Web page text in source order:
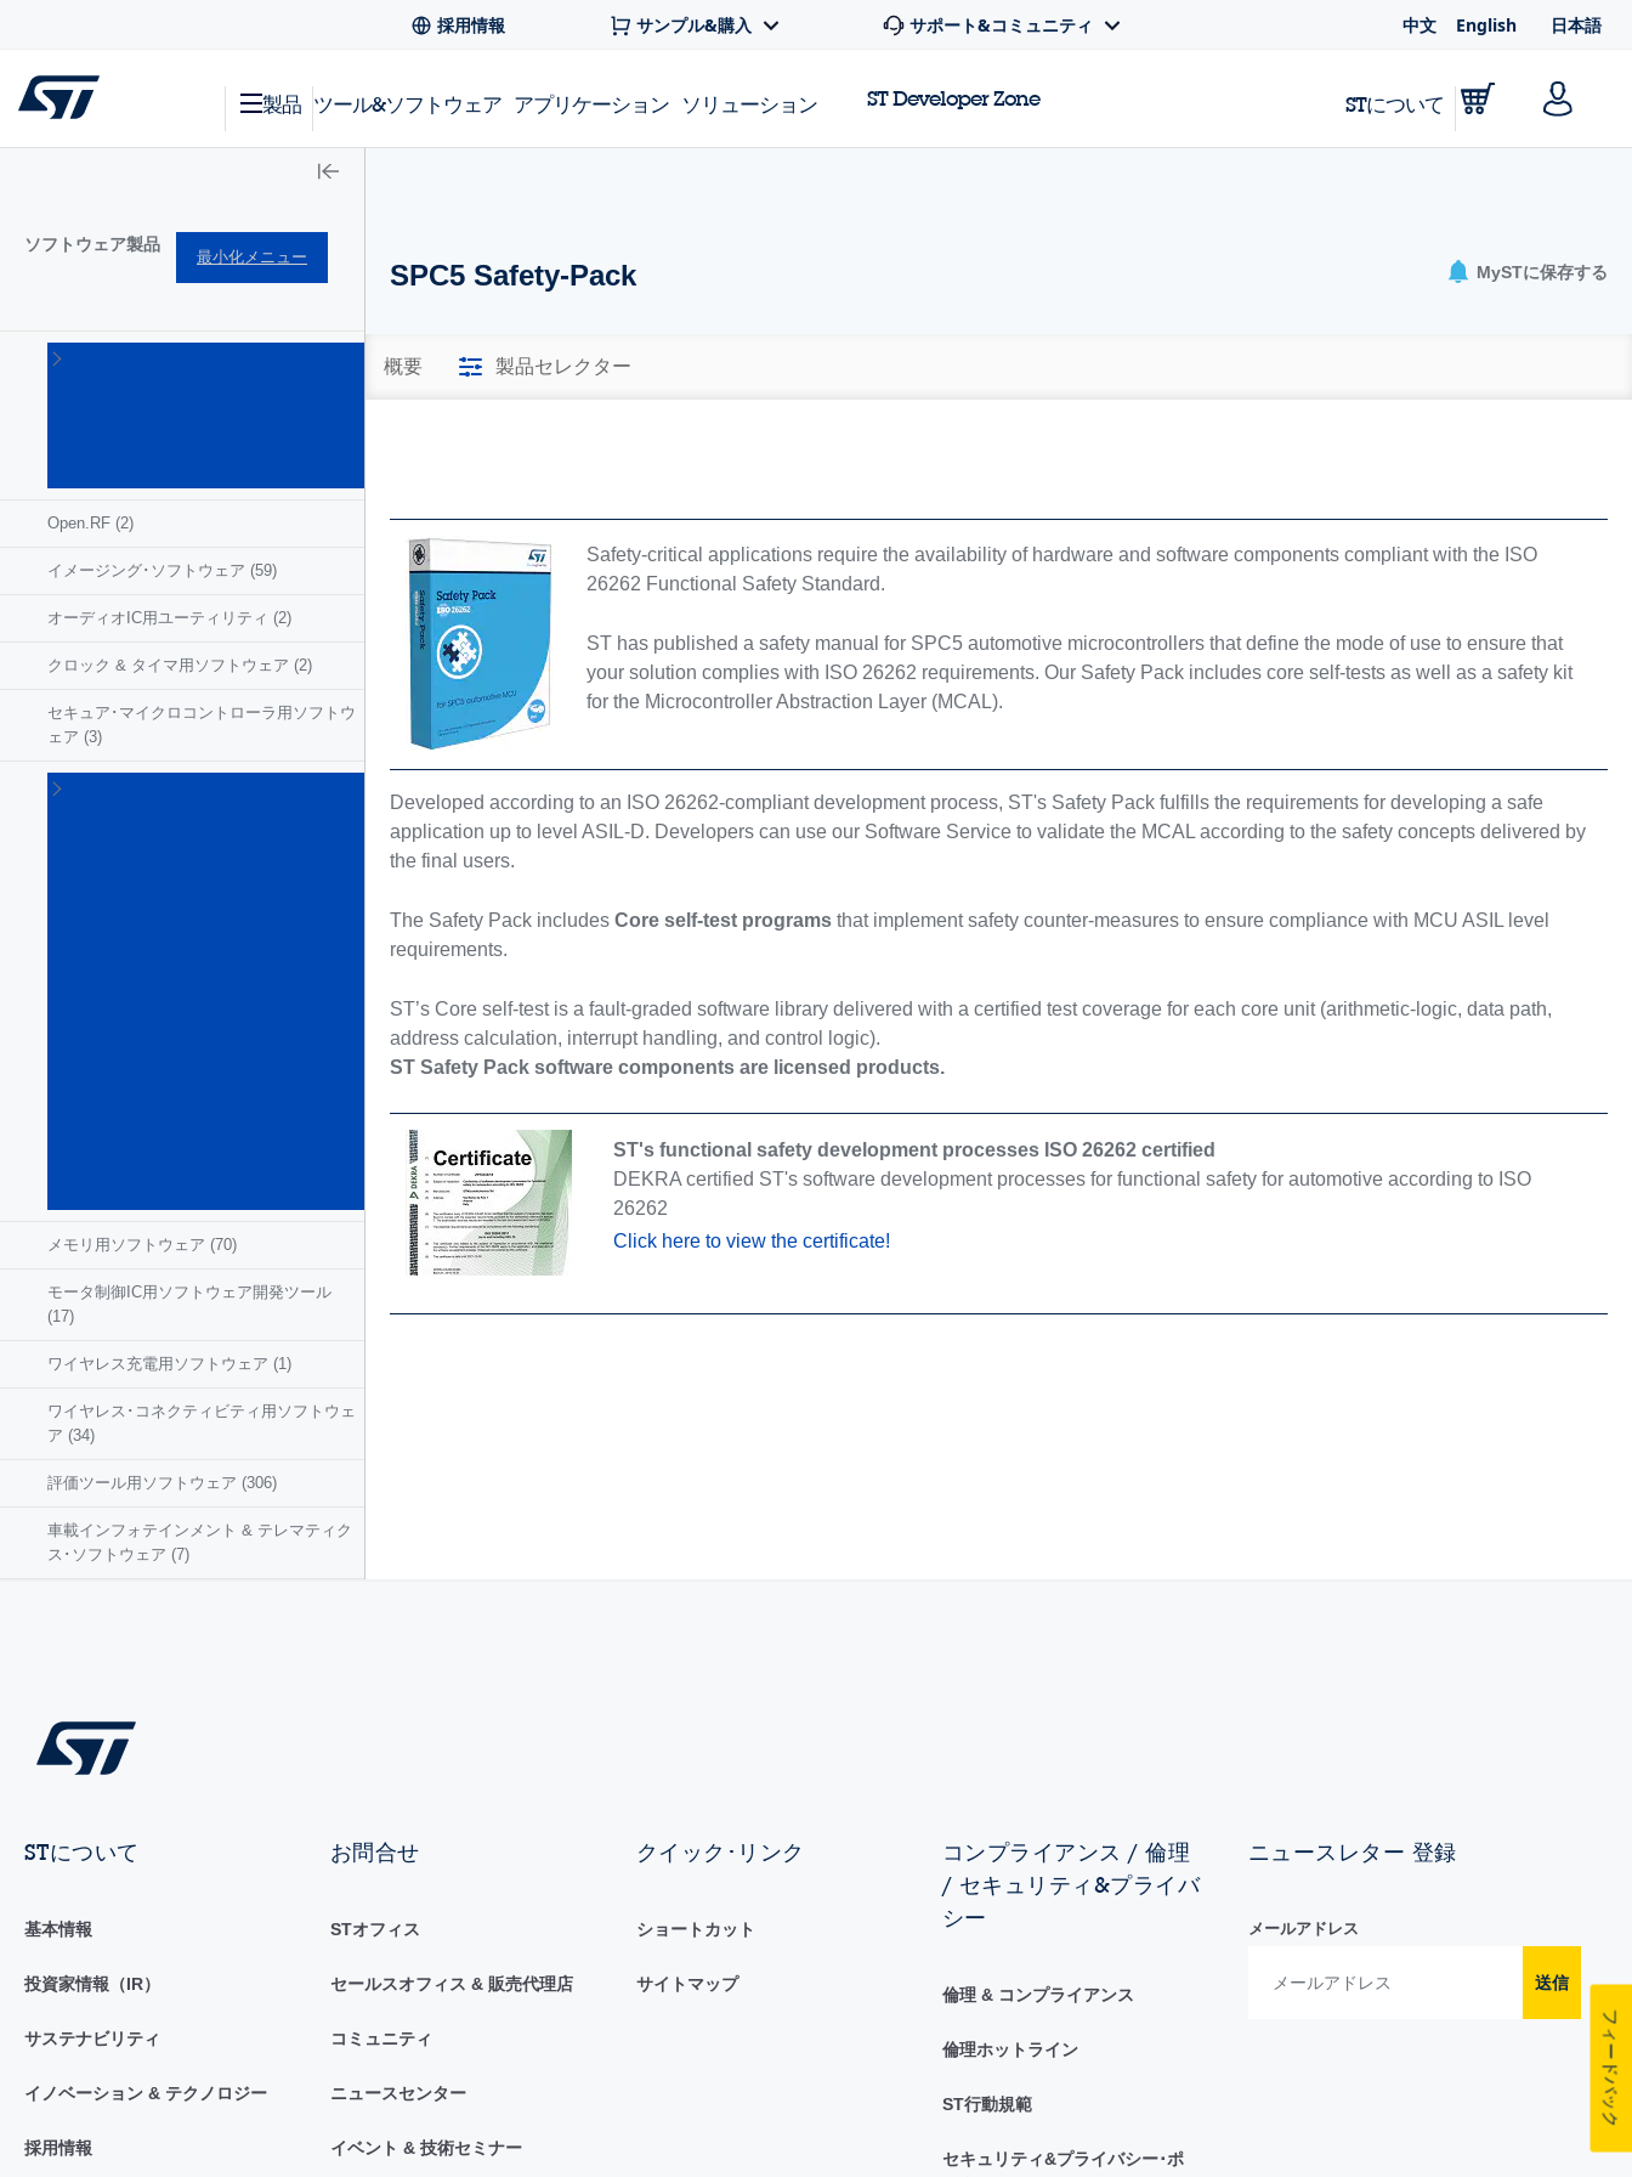
採用情報 サンプル&購入 サポート&コミュニティ 中文 English 日本語
製品 ツール&ソフトウェア アプリケーション ソリューション ST Developer Zone STについて
ソフトウェア製品
最小化メニュー
MEMS
& セン
サ用ソ
Open.RF (2)
イメージング･ソフトウェア (59)
オーディオIC用ユーティリティ (2)
クロック & タイマ用ソフトウェア (2)
セキュア･マイクロコントローラ用ソフトウ
ェア (3)
クロ
コン
トロ
びマ
イク
ロッ
組み
メモリ用ソフトウェア (70)
モータ制御IC用ソフトウェア開発ツール
(17)
ワイヤレス充電用ソフトウェア (1)
ワイヤレス･コネクティビティ用ソフトウェ
ア (34)
評価ツール用ソフトウェア (306)
車載インフォテインメント & テレマティク
ス･ソフトウェア (7)
SPC5 Safety-Pack MySTに保存する
概要 製品セレクター
Safety-critical applications require the availability of hardware and software components compliant with the ISO
26262 Functional Safety Standard.
ST has published a safety manual for SPC5 automotive microcontrollers that define the mode of use to ensure that
your solution complies with ISO 26262 requirements. Our Safety Pack includes core self-tests as well as a safety kit
for the Microcontroller Abstraction Layer (MCAL).
Developed according to an ISO 26262-compliant development process, ST's Safety Pack fulfills the requirements for developing a safe
application up to level ASIL-D. Developers can use our Software Service to validate the MCAL according to the safety concepts delivered by
the final users.
The Safety Pack includes Core self-test programsthat implement safety counter-measures to ensure compliance with MCU ASIL level
requirements.
ST’s Core self-test is a fault-graded software library delivered with a certified test coverage for each core unit (arithmetic-logic, data path,
address calculation, interrupt handling, and control logic).
ST Safety Pack software components are licensed products.
ST's functional safety development processes ISO 26262 certified
DEKRA certified ST's software development processes for functional safety for automotive according to ISO
26262
Click here to view the certificate!
STについて
基本情報
投資家情報（IR）
サステナビリティ
イノベーション & テクノロジー
採用情報
お問合せ
STオフィス
セールスオフィス & 販売代理店
コミュニティ
ニュースセンター
イベント & 技術セミナー
クイック･リンク
ショートカット
サイトマップ
コンプライアンス / 倫理
/ セキュリティ&プライバ
シー
倫理 & コンプライアンス
倫理ホットライン
ST行動規範
セキュリティ&プライバシー･ポ
ニュースレター 登録
メールアドレス
送信
フィードバック